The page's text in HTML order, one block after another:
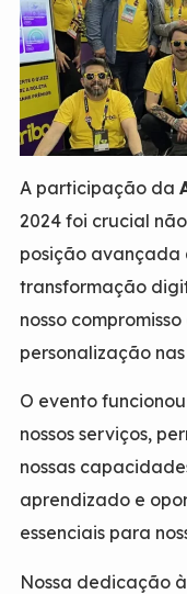
A participação da
2024 foi crucial
posição avançada
transformação
nosso
personalização
O evento
nossos serviços,
nossas
aprendizado e
essenciais para
Nossa dedicação